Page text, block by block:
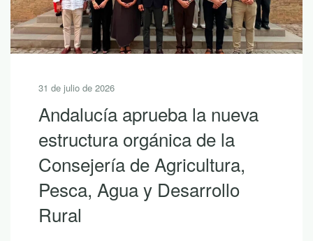
31 de julio de 2026
Andalucía aprueba la nueva
estructura orgánica de la
Consejería de Agricultura,
Pesca, Agua y Desarrollo
Rural